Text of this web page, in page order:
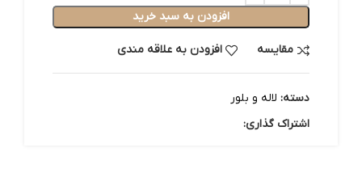
افزودن به سبد خرید
مقایسه افزودن به علاقه مندی
دسته: لاله و بلور
اشتراک گذاری: